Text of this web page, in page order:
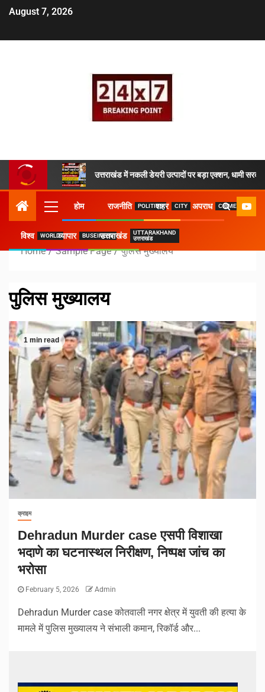
August 7, 2026
उत्तराखंड में नकली डेयरी उत्पादों पर बड़ा एक्शन, धामी
होम राजनीति POLITICSशहर CITY अपराध CRIME
विश्व WORLDव्यापार BUSEINESSउत्तराखंड
UTTARAKHAND
उत्तराखंड
Home Sample Page पुलिस मुख्यालय
पुलिस मुख्यालय
1 min read
क्राइम
Dehradun Murder case एसपी विशाखा
भदाणे का घटनास्थल निरीक्षण, निष्पक्ष जांच का
भरोसा
February 5, 2026 Admin
Dehradun Murder case कोतवाली नगर क्षेत्र में युवती की हत्या के
मामले में पुलिस मुख्यालय ने संभाली कमान, रिकॉर्ड और...